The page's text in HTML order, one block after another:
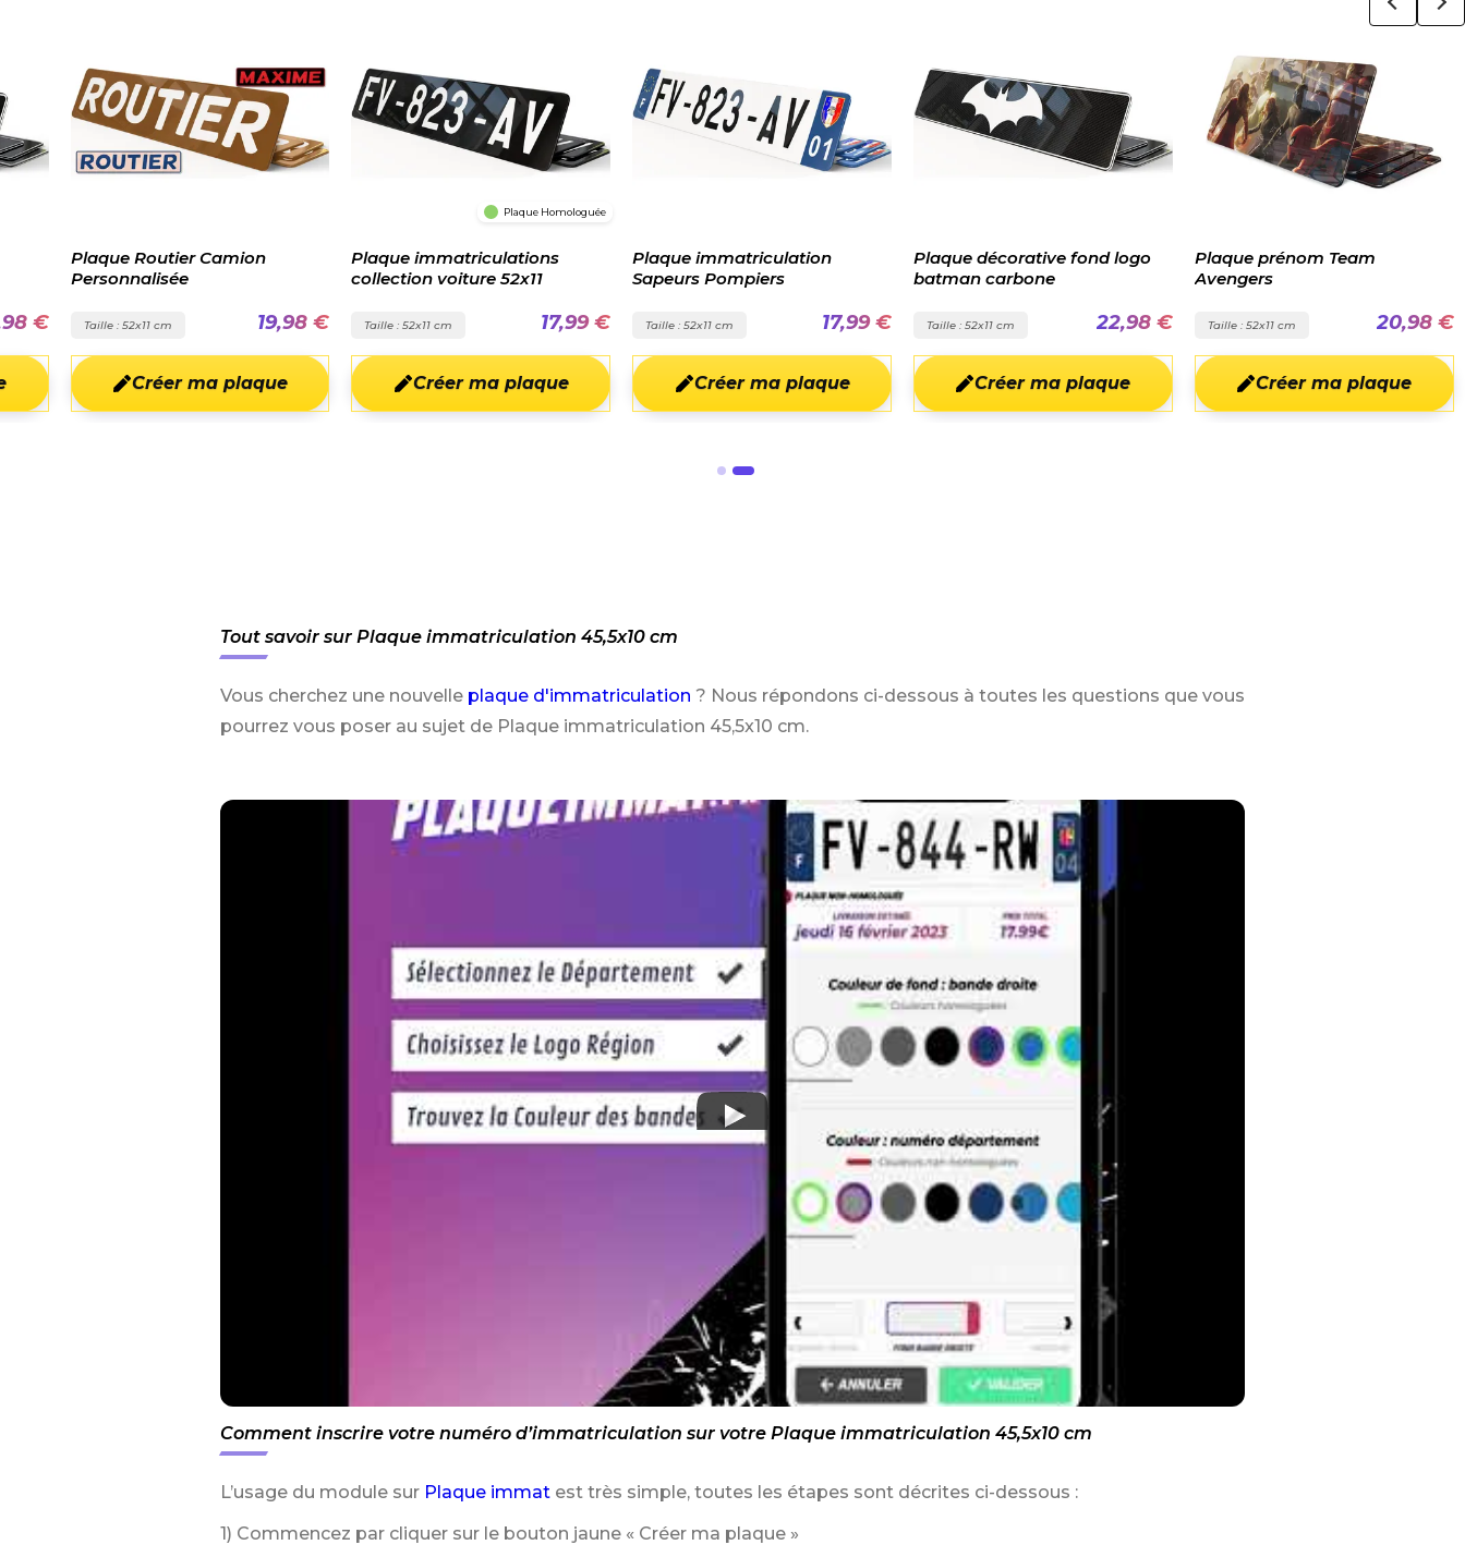
€
Plaque Routier Camion
Personnalisée
Taille : 52x11 cm 19,98 €
Créer ma plaque
Plaque Homologuée
Plaque immatriculations
collection voiture 52x11
Taille : 52x11 cm 17,99 €
Créer ma plaque
Plaque immatriculation
Sapeurs Pompiers
Taille : 52x11 cm 17,99 €
Créer ma plaque
Plaque décorative fond logo
batman carbone
Taille : 52x11 cm 22,98 €
Créer ma plaque
Plaque prénom Team
Avengers
Taille : 52x11 cm 20,98 €
Créer ma plaque
Tout savoir sur Plaque immatriculation 45,5x10 cm
Vous cherchez une nouvelle plaque d'immatriculation ? Nous répondons ci-dessous à toutes les questions que vous
pourrez vous poser au sujet de Plaque immatriculation 45,5x10 cm.
Comment inscrire votre numéro d’immatriculation sur votre Plaque immatriculation 45,5x10 cm
L’usage du module sur Plaque immatest très simple, toutes les étapes sont décrites ci-dessous :
1) Commencez par cliquer sur le bouton jaune « Créer ma plaque »